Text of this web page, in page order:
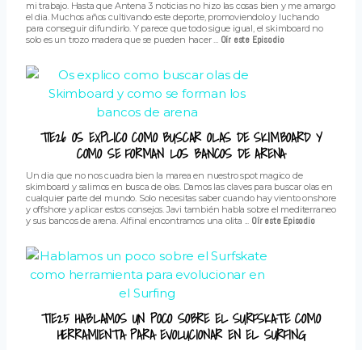
mi trabajo. Hasta que Antena 3 noticias no hizo las cosas bien y me amargo
el dia. Muchos años cultivando este deporte, promoviendolo y luchando
para conseguir difundirlo. Y parece que todo sigue igual, el skimboard no
solo es un trozo madera que se pueden hacer ... Oír este Episodio
T1E26 OS EXPLICO COMO BUSCAR OLAS DE SKIMBOARD Y
COMO SE FORMAN LOS BANCOS DE ARENA
Un dia que no nos cuadra bien la marea en nuestro spot magico de
skimboard y salimos en busca de olas. Damos las claves para buscar olas en
cualquier parte del mundo. Solo necesitas saber cuando hay viento onshore
y offshore y aplicar estos consejos. Javi también habla sobre el mediterraneo
y sus bancos de arena. Alfinal encontramos una olita ... Oír este Episodio
T1E25 HABLAMOS UN POCO SOBRE EL SURFSKATE COMO
HERRAMIENTA PARA EVOLUCIONAR EN EL SURFING